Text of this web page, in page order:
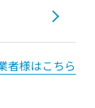
者様はこちら